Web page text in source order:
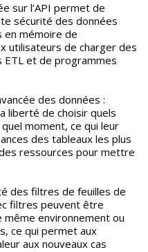
sur l’API permet de
sécurité des données
en mémoire de
utilisateurs de charger des
ETL et de programmes
des données :
liberté de choisir quels
moment, ce qui leur
des tableaux les plus
ressources pour mettre
des filtres de feuilles de
filtres peuvent être
environnement ou
ce qui permet aux
aux nouveaux cas